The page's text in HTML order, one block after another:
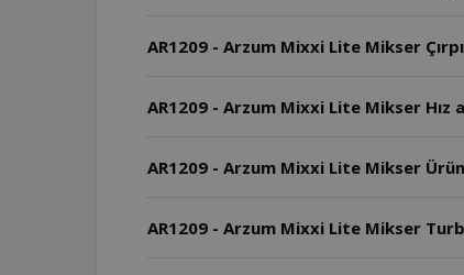
AR1209 - Arzum Mixxi Lite Mikser
AR1209 - Arzum Mixxi Lite Mikser Hız
AR1209 - Arzum Mixxi Lite Mikser
AR1209 - Arzum Mixxi Lite Mikser